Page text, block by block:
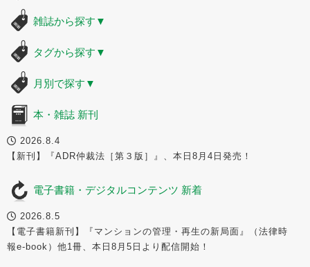
雑誌から探す ▼
タグから探す ▼
月別で探す ▼
本・雑誌 新刊
2026.8.4
【新刊】『ADR仲裁法［第３版］』、本日8月4日発売！
電子書籍・デジタルコンテンツ 新着
2026.8.5
【電子書籍新刊】『マンションの管理・再生の新局面』（法律時
報e-book）他1冊、本日8月5日より配信開始！